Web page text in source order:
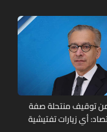
توقيف منتحلة صفة
أي زيارات تفتيشية